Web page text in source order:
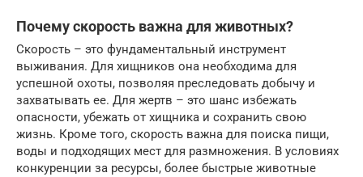
Почему скорость важна для животных?
Скорость – это фундаментальный инструмент
выживания. Для хищников она необходима для
успешной охоты, позволяя преследовать добычу и
захватывать ее. Для жертв – это шанс избежать
опасности, убежать от хищника и сохранить свою
жизнь. Кроме того, скорость важна для поиска пищи,
воды и подходящих мест для размножения. В условиях
конкуренции за ресурсы, более быстрые животные